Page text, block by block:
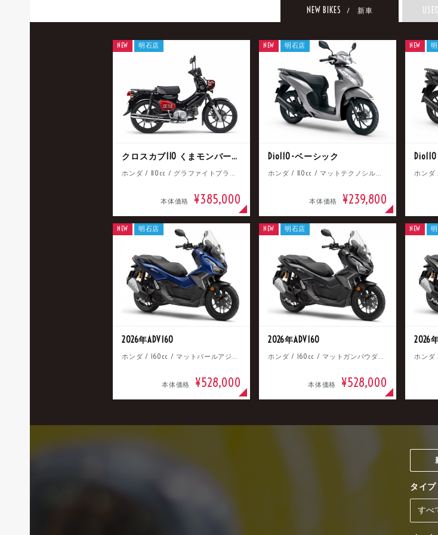
NEW BIKES / 新車
クロスカブ110 くまモンバージョン
ホンダ / 110cc / グラファイトブラック
本体価格 ¥385,000
NEW 明石店
Dio110･ベーシック
ホンダ / 110cc / マットテクノシルバーメタリック
本体価格 ¥239,800
NEW 明石店 NEW
2026年ADV160
ホンダ / 160cc / マットパールアジャイルブルー
本体価格 ¥528,000
NEW 明石店
2026年ADV160
ホンダ / 160cc / マットガンパウダーブラックメタリック
本体価格 ¥528,000
NEW 明石店
2026
NEW
タイプ